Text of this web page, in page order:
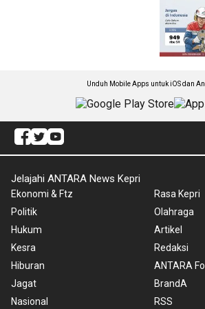
Unduh Mobile Apps untuk iOS dan
Jelajahi ANTARA News Kepri
Ekonomi & Ftz
Politik
Hukum
Kesra
Hiburan
Jagat
Nasional
Rasa Kepri
Olahraga
Artikel
Redaksi
ANTARA
BrandA
RSS